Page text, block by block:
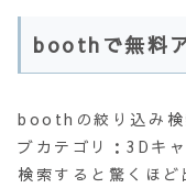
boothで無料
boothの絞り込み検
ブカテゴリ：3Dキ
検索すると驚くほ